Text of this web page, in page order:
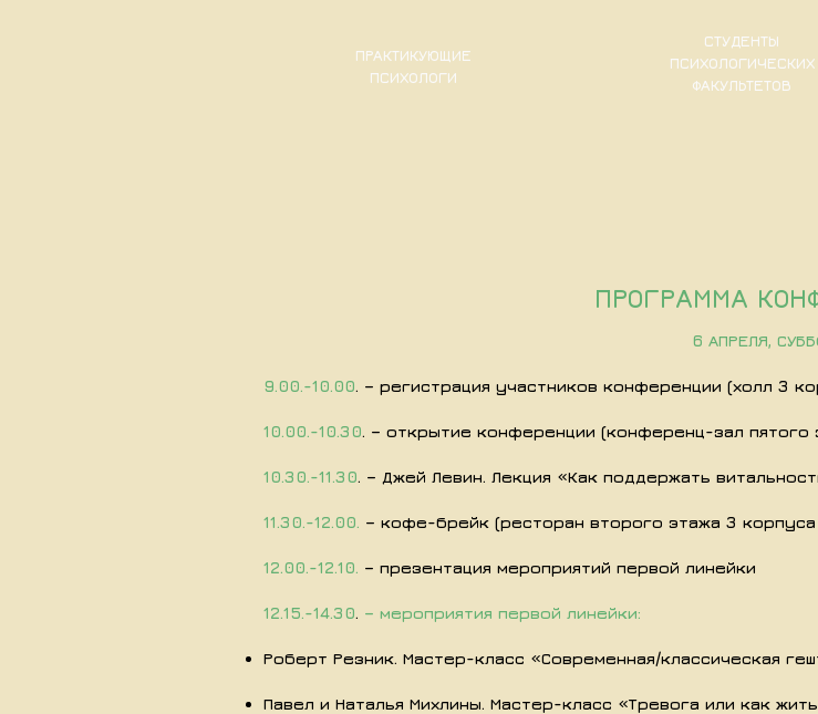
ПРАКТИКУЮЩИЕ
ПСИХОЛОГИ
СТУДЕНТЫ
ПСИХОЛОГИЧЕСКИХ
ФАКУЛЬТЕТОВ
ПРОГРАММА
6 АПРЕЛЯ,
9.00.-10.00. – регистрация участников конференции (холл 3
10.00.-10.30. – открытие конференции (конференц-зал пятого
10.30.-11.30. – Джей Левин. Лекция «Как поддержать
11.30.-12.00. – кофе-брейк (ресторан второго этажа 3 корпуса
12.00.-12.10. – презентация мероприятий первой линейки
12.15.-14.30. – мероприятия первой линейки:
Роберт Резник. Мастер-класс «Современная/классическая
Павел и Наталья Михлины. Мастер-класс «Тревога или как